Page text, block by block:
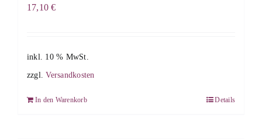
17,10€
inkl. 10 % MwSt.
zzgl.Versandkosten
In den Warenkorb Details